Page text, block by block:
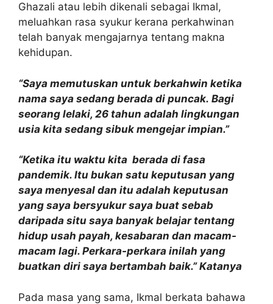
Ghazali atau lebih dikenali sebagai Ikmal,
meluahkan rasa syukur kerana perkahwinan
telah banyak mengajarnya tentang makna
kehidupan.
“Saya memutuskan untuk berkahwin ketika
nama saya sedang berada di puncak. Bagi
seorang lelaki, 26 tahun adalah lingkungan
usia kita sedang sibuk mengejar impian.”
“Ketika itu waktu kita berada di fasa
pandemik. Itu bukan satu keputusan yang
saya menyesal dan itu adalah keputusan
yang saya bersyukur saya buat sebab
daripada situ saya banyak belajar tentang
hidup usah payah, kesabaran dan macam-
macam lagi. Perkara-perkara inilah yang
buatkan diri saya bertambah baik.”Katanya
Pada masa yang sama, Ikmal berkata bahawa